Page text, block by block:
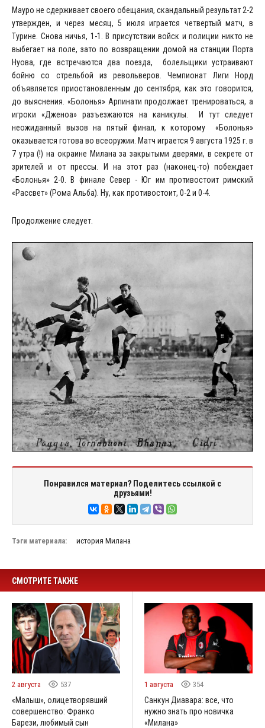
Мауро не сдерживает своего обещания, скандальный результат 2-2
утвержден, и через месяц, 5 июля играется четвертый матч, в
Турине. Снова ничья, 1-1. В присутствии войск и полиции никто не
выбегает на поле, зато по возвращении домой на станции Порта
Нуова, где встречаются два поезда, болельщики устраивают
бойню со стрельбой из револьверов. Чемпионат Лиги Норд
объявляется приостановленным до сентября, как это говорится,
до выяснения. «Болонья» Арпинати продолжает тренироваться, а
игроки «Дженоа» разъезжаются на каникулы. И тут следует
неожиданный вызов на пятый финал, к которому «Болонья»
оказывается готова во всеоружии. Матч играется 9 августа 1925 г. в
7 утра (!) на окраине Милана за закрытыми дверями, в секрете от
зрителей и от прессы. И на этот раз (наконец-то) побеждает
«Болонья» 2-0. В финале Север - Юг им противостоит римский
«Рассвет» (Рома Альба). Ну, как противостоит, 0-2 и 0-4.
Продолжение следует.
Понравился материал? Поделитесь ссылкой с
друзьями!
Тэги материала: история Милана
СМОТРИТЕ ТАКЖЕ
2 августа 537
«Малыш», олицетворявший
совершенство: Франко
Барези, любимый сын
1 августа 354
Санкун Диавара: все, что
нужно знать про новичка
«Милана»